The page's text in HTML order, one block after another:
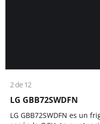
2 de 12
LG GBB72SWDFN
LG GBB72SWDFN es un